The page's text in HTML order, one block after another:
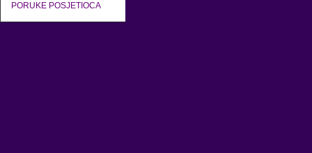
PORUKE POSJETIOCA